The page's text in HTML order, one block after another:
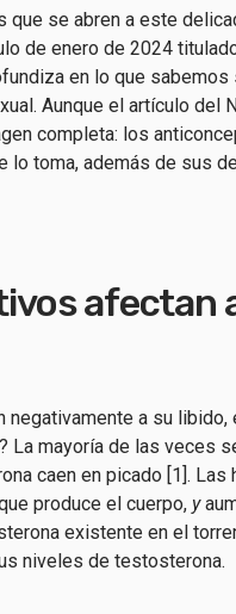
se abren a este
de enero de 2024
en lo que sabemos
Aunque el artículo del
completa: los
lo toma, además de sus
afectan
a su libido,
La mayoría de las veces
caen en picado [1]. Las
produce el cuerpo, y
existente en el
niveles de testosterona.